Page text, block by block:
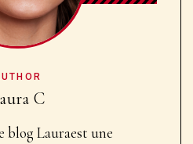
C
blog Lauraest une